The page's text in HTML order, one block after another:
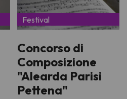
Concorso di
Composizione
"Alearda Parisi
Pettena"
Festival